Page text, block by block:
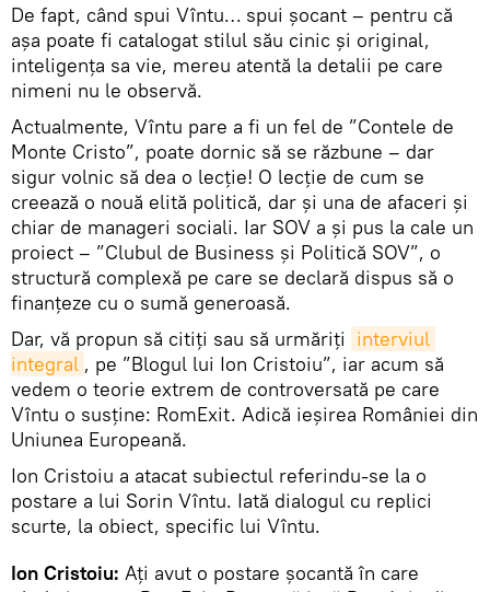
De fapt, când spui Vîntu… spui șocant – pentru că
așa poate fi catalogat stilul său cinic și original,
inteligența sa vie, mereu atentă la detalii pe care
nimeni nu le observă.
Actualmente, Vîntu pare a fi un fel de ”Contele de
Monte Cristo”, poate dornic să se răzbune – dar
sigur volnic să dea o lecție! O lecție de cum se
creează o nouă elită politică, dar și una de afaceri și
chiar de manageri sociali. Iar SOV a și pus la cale un
proiect – ”Clubul de Business și Politică SOV”, o
structură complexă pe care se declară dispus să o
finanțeze cu o sumă generoasă.
Dar, vă propun să citiți sau să urmăriți interviul
integral , pe ”Blogul lui Ion Cristoiu”, iar acum să
vedem o teorie extrem de controversată pe care
Vîntu o susține: RomExit. Adică ieșirea României din
Uniunea Europeană.
Ion Cristoiu a atacat subiectul referindu-se la o
postare a lui Sorin Vîntu. Iată dialogul cu replici
scurte, la obiect, specific lui Vîntu.
Ion Cristoiu: Ați avut o postare șocantă în care